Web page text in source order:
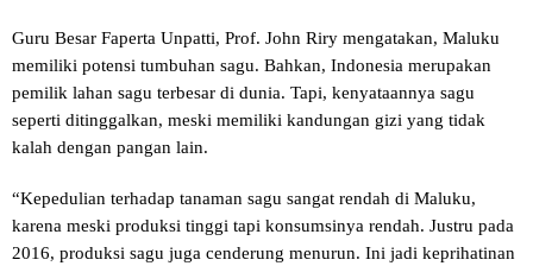
Guru Besar Faperta Unpatti, Prof. John Riry mengatakan, Maluku
memiliki potensi tumbuhan sagu. Bahkan, Indonesia merupakan
pemilik lahan sagu terbesar di dunia. Tapi, kenyataannya sagu
seperti ditinggalkan, meski memiliki kandungan gizi yang tidak
kalah dengan pangan lain.
“Kepedulian terhadap tanaman sagu sangat rendah di Maluku,
karena meski produksi tinggi tapi konsumsinya rendah. Justru pada
2016, produksi sagu juga cenderung menurun. Ini jadi keprihatinan